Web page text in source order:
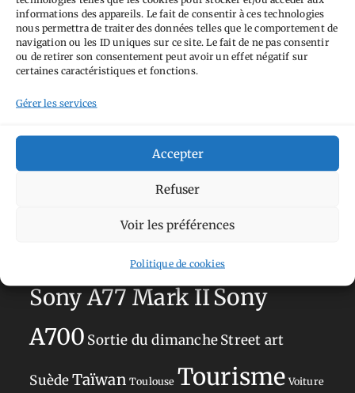
informations des appareils. Le fait de consentir à ces technologies
nous permettra de traiter des données telles que le comportement de
navigation ou les ID uniques sur ce site. Le fait de ne pas consentir
ou de retirer son consentement peut avoir un effet négatif sur
certaines caractéristiques et fonctions.
Gérer les services
Accepter
Refuser
Voir les préférences
Politique de cookies
Tags
AilleursAimez-vous bordelAllemagne Andorre
Anti tourismeBarBelgique
perchéCircuit
Academy Hauts-de-France Hébergement JaponJournées
La Défense
Olympus OM-D E-M5
Paris Pays-Bas
Sans adresseSavoie
Sony A77 Mark IISony
A700 Sortie du dimancheStreet art
SuèdeTaïwan Toulouse Tourisme Voiture